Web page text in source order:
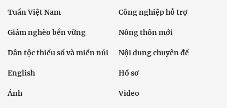
Tuần Việt Nam Công nghiệp hỗ trợ
Giảm nghèo bền vững Nông thôn mới
Dân tộc thiểu số và miền núi Nội dung chuyên đề
English Hồ sơ
Ảnh Video